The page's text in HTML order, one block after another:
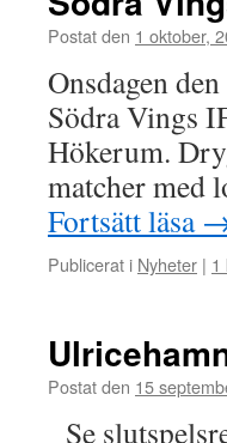
Postat den 1 oktober,
Onsdagen
Södra Vings
Hökerum.
matcher med
Fortsätt läsa
Publicerat i Nyheter | 1
Postat den 15
Se